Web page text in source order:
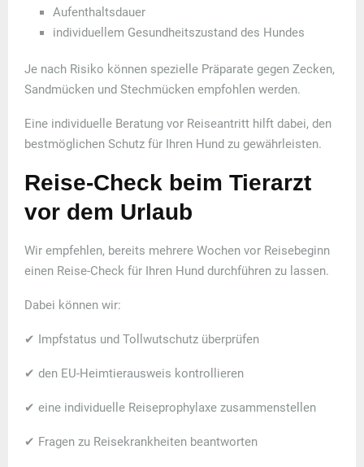
Aufenthaltsdauer
individuellem Gesundheitszustand des Hundes
Je nach Risiko können spezielle Präparate gegen Zecken,
Sandmücken und Stechmücken empfohlen werden.
Eine individuelle Beratung vor Reiseantritt hilft dabei, den
bestmöglichen Schutz für Ihren Hund zu gewährleisten.
Reise-Check beim Tierarzt
vor dem Urlaub
Wir empfehlen, bereits mehrere Wochen vor Reisebeginn
einen Reise-Check für Ihren Hund durchführen zu lassen.
Dabei können wir:
✔ Impfstatus und Tollwutschutz überprüfen
✔ den EU-Heimtierausweis kontrollieren
✔ eine individuelle Reiseprophylaxe zusammenstellen
✔ Fragen zu Reisekrankheiten beantworten